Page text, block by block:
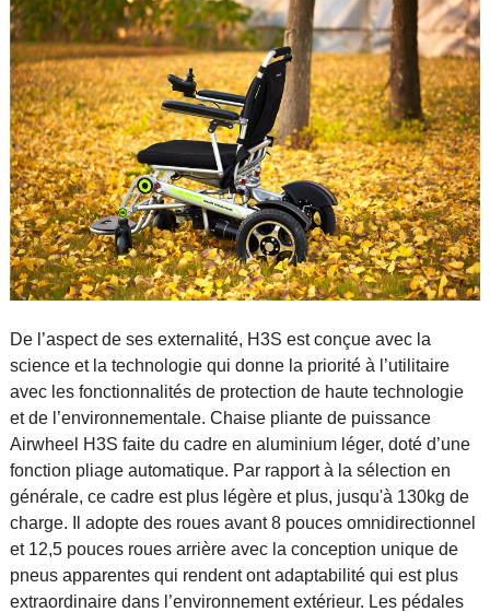
De l’aspect de ses externalité, H3S est conçue avec la
science et la technologie qui donne la priorité à l’utilitaire
avec les fonctionnalités de protection de haute technologie
et de l’environnementale. Chaise pliante de puissance
Airwheel H3S faite du cadre en aluminium léger, doté d’une
fonction pliage automatique. Par rapport à la sélection en
générale, ce cadre est plus légère et plus, jusqu'à 130kg de
charge. Il adopte des roues avant 8 pouces omnidirectionnel
et 12,5 pouces roues arrière avec la conception unique de
pneus apparentes qui rendent ont adaptabilité qui est plus
extraordinaire dans l’environnement extérieur. Les pédales